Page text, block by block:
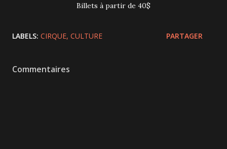
Billets à partir de 40$
LABELS: CIRQUE CULTURE PARTAGER
Commentaires